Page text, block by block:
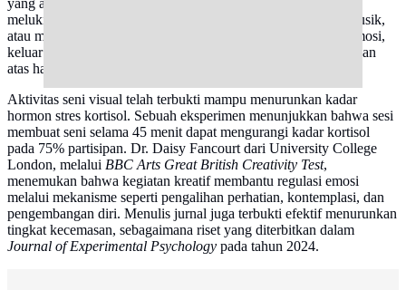
yang ampuh untuk meredakan tekanan. Hobi kreatif, seperti
melukis, menggambar, membuat kerajinan tangan, bermain musik,
atau menulis jurnal, dapat membantu seseorang memproses emosi,
keluar dari lingkaran pikiran negatif, dan merasakan kebanggaan
atas hasil karyanya.
Aktivitas seni visual telah terbukti mampu menurunkan kadar
hormon stres kortisol. Sebuah eksperimen menunjukkan bahwa sesi
membuat seni selama 45 menit dapat mengurangi kadar kortisol
pada 75% partisipan. Dr. Daisy Fancourt dari University College
London, melalui BBC Arts Great British Creativity Test,
menemukan bahwa kegiatan kreatif membantu regulasi emosi
melalui mekanisme seperti pengalihan perhatian, kontemplasi, dan
pengembangan diri. Menulis jurnal juga terbukti efektif menurunkan
tingkat kecemasan, sebagaimana riset yang diterbitkan dalam
Journal of Experimental Psychology pada tahun 2024.